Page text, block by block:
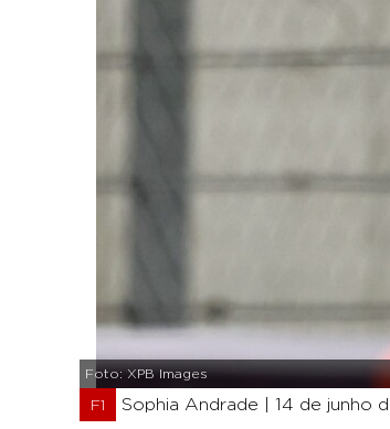
Foto: XPB Images
F1 Sophia Andrade | 14 de junho